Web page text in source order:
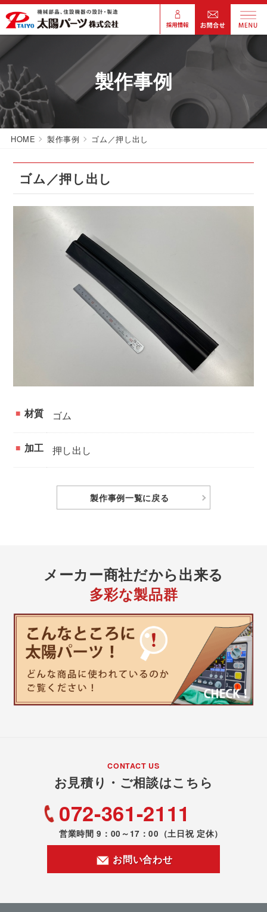
製作事例
HOME 製作事例 ゴム／押し出し
ゴム／押し出し
材質 ゴム
加工 押し出し
製作事例一覧に戻る
メーカー商社だから出来る
多彩な製品群
CONTACT US
お見積り・ご相談はこちら
072-361-2111
営業時間 9：00～17：00 （土日祝 定休）
お問い合わせ